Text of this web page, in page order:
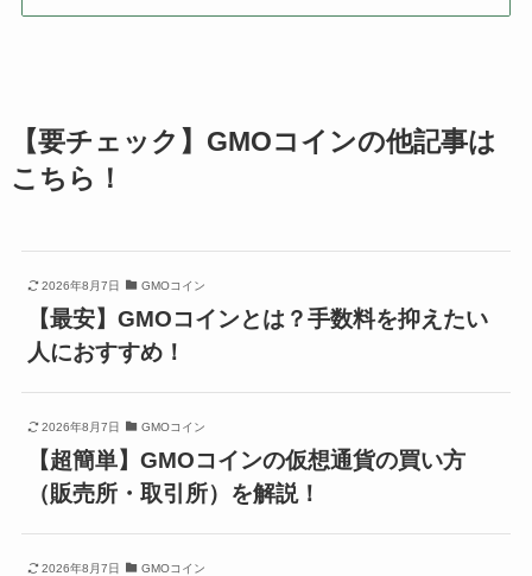
【要チェック】GMOコインの他記事は
こちら！
2026年8月7日 GMOコイン
【最安】GMOコインとは？手数料を抑えたい
人におすすめ！
2026年8月7日 GMOコイン
【超簡単】GMOコインの仮想通貨の買い方
（販売所・取引所）を解説！
2026年8月7日 GMOコイン